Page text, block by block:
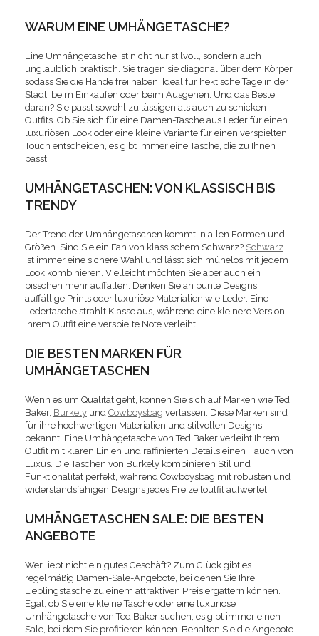
WARUM EINE UMHÄNGETASCHE?
Eine Umhängetasche ist nicht nur stilvoll, sondern auch
unglaublich praktisch. Sie tragen sie diagonal über dem Körper,
sodass Sie die Hände frei haben. Ideal für hektische Tage in der
Stadt, beim Einkaufen oder beim Ausgehen. Und das Beste
daran? Sie passt sowohl zu lässigen als auch zu schicken
Outfits. Ob Sie sich für eine Damen-Tasche aus Leder für einen
luxuriösen Look oder eine kleine Variante für einen verspielten
Touch entscheiden, es gibt immer eine Tasche, die zu Ihnen
passt.
UMHÄNGETASCHEN: VON KLASSISCH BIS
TRENDY
Der Trend der Umhängetaschen kommt in allen Formen und
Größen. Sind Sie ein Fan von klassischem Schwarz? Schwarz
ist immer eine sichere Wahl und lässt sich mühelos mit jedem
Look kombinieren. Vielleicht möchten Sie aber auch ein
bisschen mehr auffallen. Denken Sie an bunte Designs,
auffällige Prints oder luxuriöse Materialien wie Leder. Eine
Ledertasche strahlt Klasse aus, während eine kleinere Version
Ihrem Outfit eine verspielte Note verleiht.
DIE BESTEN MARKEN FÜR
UMHÄNGETASCHEN
Wenn es um Qualität geht, können Sie sich auf Marken wie Ted
Baker, Burkely und Cowboysbag verlassen. Diese Marken sind
für ihre hochwertigen Materialien und stilvollen Designs
bekannt. Eine Umhängetasche von Ted Baker verleiht Ihrem
Outfit mit klaren Linien und raffinierten Details einen Hauch von
Luxus. Die Taschen von Burkely kombinieren Stil und
Funktionalität perfekt, während Cowboysbag mit robusten und
widerstandsfähigen Designs jedes Freizeitoutfit aufwertet.
UMHÄNGETASCHEN SALE: DIE BESTEN
ANGEBOTE
Wer liebt nicht ein gutes Geschäft? Zum Glück gibt es
regelmäßig Damen-Sale-Angebote, bei denen Sie Ihre
Lieblingstasche zu einem attraktiven Preis ergattern können.
Egal, ob Sie eine kleine Tasche oder eine luxuriöse
Umhängetasche von Ted Baker suchen, es gibt immer einen
Sale, bei dem Sie profitieren können. Behalten Sie die Angebote